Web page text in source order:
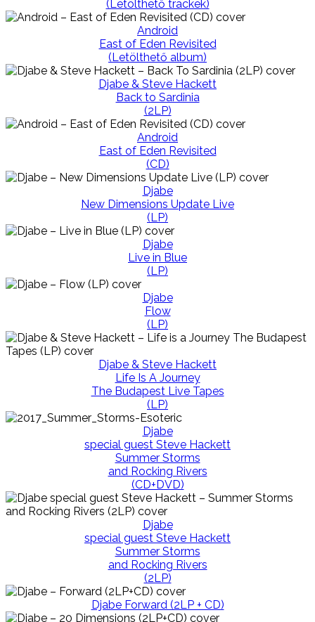
(Letölthető trackek)
Android
East of Eden Revisited
(Letölthető album)
Djabe & Steve Hackett
Back to Sardinia
(2LP)
Android
East of Eden Revisited
(CD)
Djabe
New Dimensions Update Live
(LP)
Djabe
Live in Blue
(LP)
Djabe
Flow
(LP)
Djabe & Steve Hackett
Life Is A Journey
The Budapest Live Tapes
(LP)
Djabe
special guest Steve Hackett
Summer Storms
and Rocking Rivers
(CD+DVD)
Djabe
special guest Steve Hackett
Summer Storms
and Rocking Rivers
(2LP)
Djabe Forward (2LP + CD)